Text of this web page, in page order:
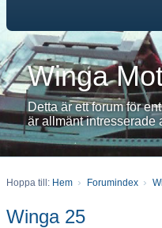
Winga
Detta är ett forum för
är allmänt intresserade
Hoppa till: Hem Forumindex
Winga 25